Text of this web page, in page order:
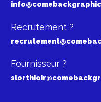
Recrutement ?
Fournisseur ?